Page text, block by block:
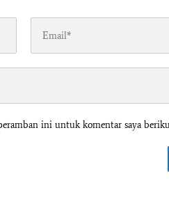
ini untuk komentar saya